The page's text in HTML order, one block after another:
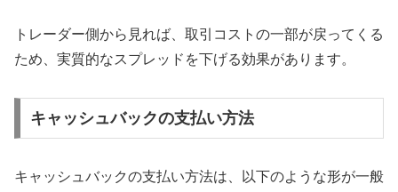
トレーダー側から見れば、取引コストの一部が戻ってくる
ため、実質的なスプレッドを下げる効果があります。
キャッシュバックの支払い方法
キャッシュバックの支払い方法は、以下のような形が一般